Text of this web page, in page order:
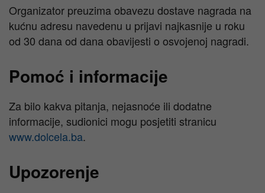
Organizator preuzima obavezu dostave nagrada na
kućnu adresu navedenu u prijavi najkasnije u roku
od 30 dana od dana obavijesti o osvojenoj nagradi.
Pomoć i informacije
Za bilo kakva pitanja, nejasnoće ili dodatne
informacije, sudionici mogu posjetiti stranicu
www.dolcela.ba.
Upozorenje